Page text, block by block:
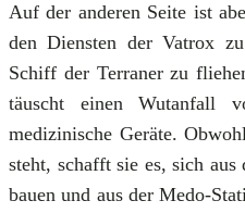
Auf der anderen Seite ist
den Diensten der Vatrox
Schiff der Terraner zu
täuscht einen Wutanfall
medizinische Geräte.
steht, schafft sie es, sich
bauen und aus der Medo-